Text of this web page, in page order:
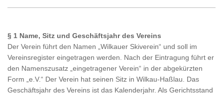
§ 1 Name, Sitz und Geschäftsjahr des Vereins
Der Verein führt den Namen „Wilkauer Skiverein“ und soll im
Vereinsregister eingetragen werden. Nach der Eintragung führt er
den Namenszusatz „eingetragener Verein“ in der abgekürzten
Form „e.V.“ Der Verein hat seinen Sitz in Wilkau-Haßlau. Das
Geschäftsjahr des Vereins ist das Kalenderjahr. Als Gerichtsstand